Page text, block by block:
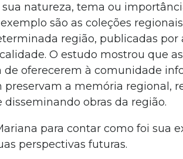
natureza, tema ou
são as coleções
região, publicadas por
O estudo mostrou que
de oferecerem à comunidade
preservam a memória regional,
disseminando obras da região.
para contar como foi sua
perspectivas futuras.